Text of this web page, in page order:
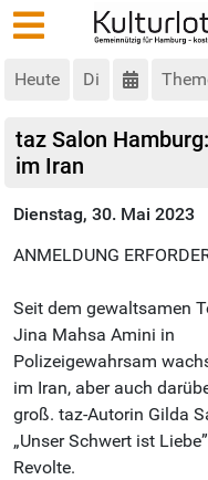
Heute Di
taz Salon
im Iran
Dienstag, 30. Mai 2023
ANMELDUNG
Seit dem gewaltsamen
Jina Mahsa Amini in
Polizeigewahrsam
im Iran, aber auch
groß. taz-Autorin Gilda
„Unser Schwert ist
Revolte.